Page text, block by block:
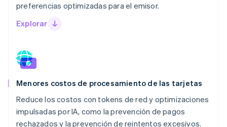
preferencias optimizadas para el emisor.
Explorar
Menores costos de procesamiento de las tarjetas
Reduce los costos con tokens de red y optimizaciones
impulsadas por IA, como la prevención de pagos
rechazados y la prevención de reintentos excesivos.